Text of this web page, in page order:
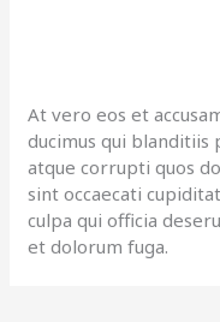
At vero eos et
ducimus qui
atque corrupti quos
sint occaecati
culpa qui officia
et dolorum fuga.